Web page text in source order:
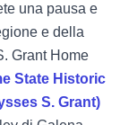
una pausa e
e della
Grant Home
State Historic
S. Grant)